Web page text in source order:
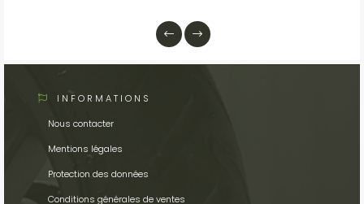
INFORMATIONS
Nous contacter
Mentions légales
Protection des données
Conditions générales de ventes